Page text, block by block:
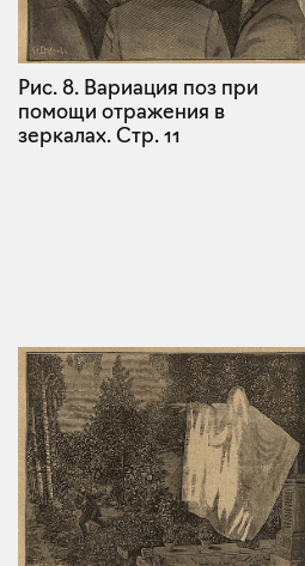
Рис. 8. Вариация поз при
помощи отражения в
зеркалах. Стр. 11